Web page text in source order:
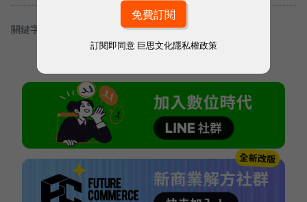
關鍵字： ＃AI
訂閱即同意 巨思文化隱私權政策